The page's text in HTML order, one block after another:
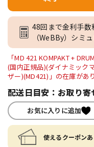
48回まで金利手数
（WeBBy）シミ
「MD 421 KOMPAKT +
(国内正規品)(ダイナミック
ザー)(MD421)」の在庫があ
配送日目安：お取り
お気に入りに追加
使えるクーポン